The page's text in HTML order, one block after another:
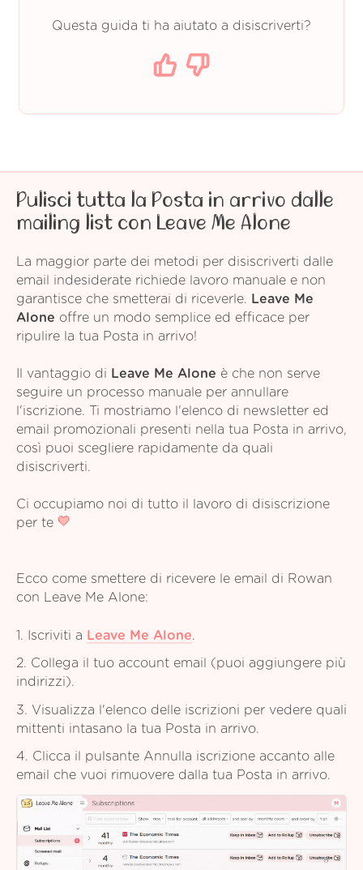
Questa guida ti ha aiutato a disiscriverti?
Pulisci tutta la Posta in arrivo dalle
mailing list con Leave Me Alone
La maggior parte dei metodi per disiscriverti dalle
email indesiderate richiede lavoro manuale e non
garantisce che smetterai di riceverle.
Leave Me
Alone offre un modo semplice ed efficace per
ripulire la tua Posta in arrivo!
Il vantaggio di Leave Me Alone è che non serve
seguire un processo manuale per annullare
l'iscrizione. Ti mostriamo l'elenco di newsletter ed
email promozionali presenti nella tua Posta in arrivo,
così puoi scegliere rapidamente da quali
disiscriverti.
Ci occupiamo noi di tutto il lavoro di disiscrizione
per te
Ecco come smettere di ricevere le email di Rowan
con Leave Me Alone:
1. Iscriviti a Leave Me Alone.
2. Collega il tuo account email (puoi aggiungere più
indirizzi).
3. Visualizza l'elenco delle iscrizioni per vedere quali
mittenti intasano la tua Posta in arrivo.
4. Clicca il pulsante Annulla iscrizione accanto alle
email che vuoi rimuovere dalla tua Posta in arrivo.